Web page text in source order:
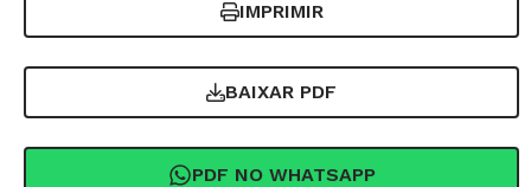
IMPRIMIR
BAIXAR PDF
PDF NO WHATSAPP